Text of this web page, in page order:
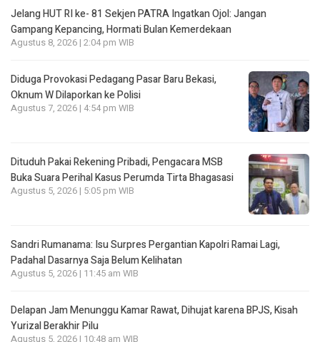
Jelang HUT RI ke- 81 Sekjen PATRA Ingatkan Ojol: Jangan
Gampang Kepancing, Hormati Bulan Kemerdekaan
Agustus 8, 2026 | 2:04 pm WIB
Diduga Provokasi Pedagang Pasar Baru Bekasi,
Oknum W Dilaporkan ke Polisi
Agustus 7, 2026 | 4:54 pm WIB
Dituduh Pakai Rekening Pribadi, Pengacara MSB
Buka Suara Perihal Kasus Perumda Tirta Bhagasasi
Agustus 5, 2026 | 5:05 pm WIB
Sandri Rumanama: Isu Surpres Pergantian Kapolri Ramai Lagi,
Padahal Dasarnya Saja Belum Kelihatan
Agustus 5, 2026 | 11:45 am WIB
Delapan Jam Menunggu Kamar Rawat, Dihujat karena BPJS, Kisah
Yurizal Berakhir Pilu
Agustus 5, 2026 | 10:48 am WIB